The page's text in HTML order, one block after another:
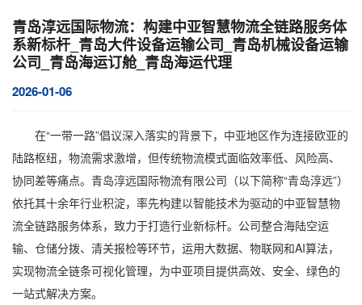
青岛淳远国际物流：构建中亚智慧物流全链路服务体
系新标杆_青岛大件设备运输公司_青岛机械设备运输
公司_青岛海运订舱_青岛海运代理
2026-01-06
在“一带一路”倡议深入落实的背景下，中亚地区作为连接欧亚的
陆路枢纽，物流需求激增，但传统物流模式面临效率低、风险高、
协同差等痛点。 青岛淳远国际物流有限公司 （以下简称“青岛淳远”）
依托其十余年行业积淀，率先构建以智能技术为驱动的中亚智慧物
流全链路服务体系，致力于打造行业新标杆。公司整合海陆空运
输、仓储分拨、清关报检等环节，运用大数据、物联网和AI算法，
实现物流全链条可视化管理，为中亚项目提供高效、安全、绿色的
一站式解决方案。